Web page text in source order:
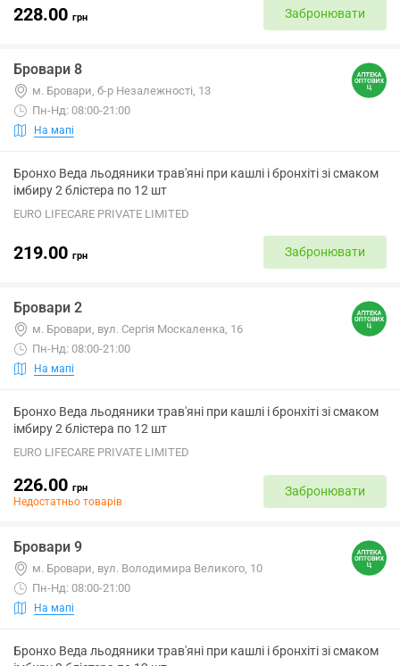
228.00 грн Забронювати
Бровари 8
м. Бровари, б-р Незалежності, 13
Пн-Нд: 08:00-21:00
На мапі
Бронхо Веда льодяники трав'яні при кашлі і бронхіті зі смаком
імбиру 2 блістера по 12 шт
EURO LIFECARE PRIVATE LIMITED
219.00 грн Забронювати
Бровари 2
м. Бровари, вул. Сергія Москаленка, 16
Пн-Нд: 08:00-21:00
На мапі
Бронхо Веда льодяники трав'яні при кашлі і бронхіті зі смаком
імбиру 2 блістера по 12 шт
EURO LIFECARE PRIVATE LIMITED
226.00 грн
Недостатньо товарів
Забронювати
Бровари 9
м. Бровари, вул. Володимира Великого, 10
Пн-Нд: 08:00-21:00
На мапі
Бронхо Веда льодяники трав'яні при кашлі і бронхіті зі смаком